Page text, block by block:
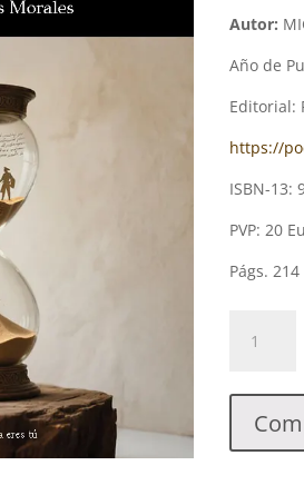
Autor:
Año de
Editorial:
https://
ISBN-13:
PVP: 20
Págs. 214
PERUANAS.
TORRES
MORALES
cantidad